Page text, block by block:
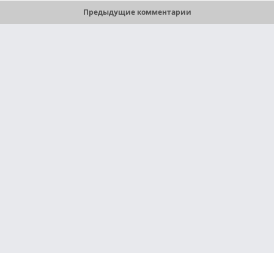
Предыдущие комментарии